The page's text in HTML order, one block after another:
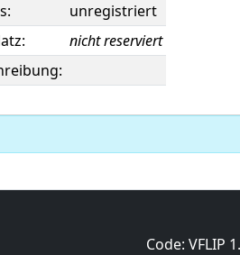
unregistriert
nicht reserviert
Code: VFLIP